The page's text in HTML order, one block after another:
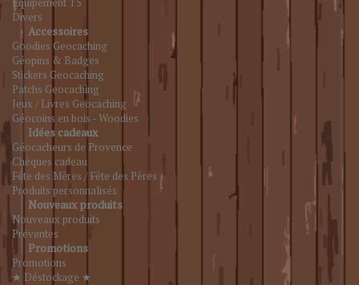
Divers
Accessoires
Goodies Geocaching
Géopins & Badges
Stickers Geocaching
Patchs Geocaching
Jeux / Livres Geocaching
Géocoins en bois - Woodies
Idées cadeaux
Géocacheurs de Provence
Chèques cadeau
Fête des Mères / Fête des Pères
Produits personnalisés
Nouveaux produits
Nouveaux produits
Préventes
Promotions
Promotions
★ Déstockage ★